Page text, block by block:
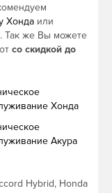
Хонда или
Так же Вы можете
со скидкой до
Хонда
Акура
Hybrid, Honda